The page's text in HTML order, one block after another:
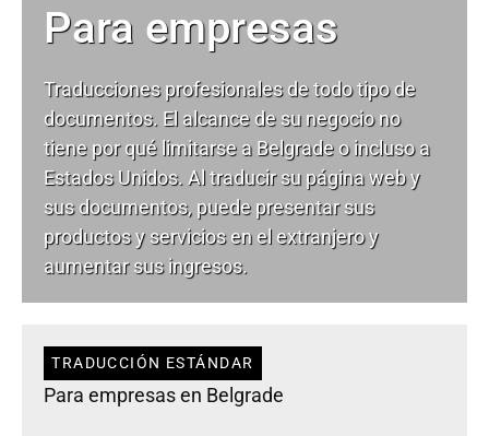
Para empresas
Traducciones profesionales de todo tipo de
documentos. El alcance de su negocio no
tiene por qué limitarse a Belgrade o incluso a
Estados Unidos. Al traducir su página web y
sus documentos, puede presentar sus
productos y servicios en el extranjero y
aumentar sus ingresos.
TRADUCCIÓN ESTÁNDAR
Para empresas en Belgrade